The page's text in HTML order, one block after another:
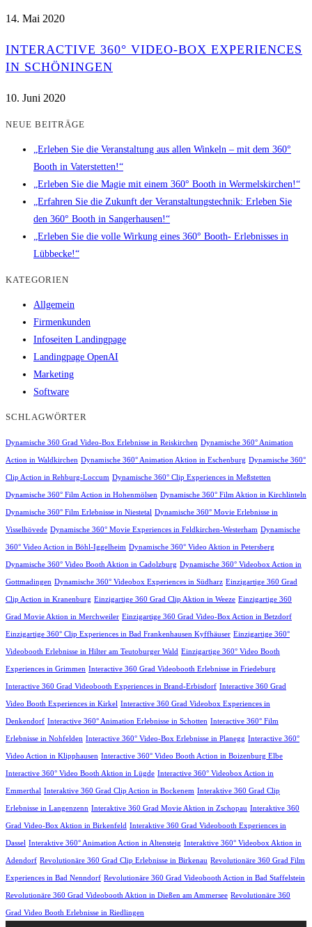
14. Mai 2020
INTERACTIVE 360° VIDEO-BOX EXPERIENCES
IN SCHÖNINGEN
10. Juni 2020
NEUE BEITRÄGE
„Erleben Sie die Veranstaltung aus allen Winkeln – mit dem 360°
Booth in Vaterstetten!“
„Erleben Sie die Magie mit einem 360° Booth in Wermelskirchen!“
„Erfahren Sie die Zukunft der Veranstaltungstechnik: Erleben Sie
den 360° Booth in Sangerhausen!“
„Erleben Sie die volle Wirkung eines 360° Booth- Erlebnisses in
Lübbecke!“
KATEGORIEN
Allgemein
Firmenkunden
Infoseiten Landingpage
Landingpage OpenAI
Marketing
Software
SCHLAGWÖRTER
Dynamische 360 Grad Video-Box Erlebnisse in Reiskirchen Dynamische 360° Animation
Action in Waldkirchen Dynamische 360° Animation Aktion in Eschenburg Dynamische 360°
Clip Action in Rehburg-Loccum Dynamische 360° Clip Experiences in Meßstetten
Dynamische 360° Film Action in Hohenmölsen Dynamische 360° Film Aktion in Kirchlinteln
Dynamische 360° Film Erlebnisse in Niestetal Dynamische 360° Movie Erlebnisse in
Visselhövede Dynamische 360° Movie Experiences in Feldkirchen-Westerham Dynamische
360° Video Action in Böhl-Iggelheim Dynamische 360° Video Aktion in Petersberg
Dynamische 360° Video Booth Aktion in Cadolzburg Dynamische 360° Videobox Action in
Gottmadingen Dynamische 360° Videobox Experiences in Südharz Einzigartige 360 Grad
Clip Action in Kranenburg Einzigartige 360 Grad Clip Aktion in Weeze Einzigartige 360
Grad Movie Aktion in Merchweiler Einzigartige 360 Grad Video-Box Action in Betzdorf
Einzigartige 360° Clip Experiences in Bad Frankenhausen Kyffhäuser Einzigartige 360°
Videobooth Erlebnisse in Hilter am Teutoburger Wald Einzigartige 360° Video Booth
Experiences in Grimmen Interactive 360 Grad Videobooth Erlebnisse in Friedeburg
Interactive 360 Grad Videobooth Experiences in Brand-Erbisdorf Interactive 360 Grad
Video Booth Experiences in Kirkel Interactive 360 Grad Videobox Experiences in
Denkendorf Interactive 360° Animation Erlebnisse in Schotten Interactive 360° Film
Erlebnisse in Nohfelden Interactive 360° Video-Box Erlebnisse in Planegg Interactive 360°
Video Action in Klipphausen Interactive 360° Video Booth Action in Boizenburg Elbe
Interactive 360° Video Booth Aktion in Lügde Interactive 360° Videobox Action in
Emmerthal Interaktive 360 Grad Clip Action in Bockenem Interaktive 360 Grad Clip
Erlebnisse in Langenzenn Interaktive 360 Grad Movie Aktion in Zschopau Interaktive 360
Grad Video-Box Aktion in Birkenfeld Interaktive 360 Grad Videobooth Experiences in
Dassel Interaktive 360° Animation Action in Altensteig Interaktive 360° Videobox Aktion in
Adendorf Revolutionäre 360 Grad Clip Erlebnisse in Birkenau Revolutionäre 360 Grad Film
Experiences in Bad Nenndorf Revolutionäre 360 Grad Videobooth Action in Bad Staffelstein
Revolutionäre 360 Grad Videobooth Aktion in Dießen am Ammersee Revolutionäre 360
Grad Video Booth Erlebnisse in Riedlingen